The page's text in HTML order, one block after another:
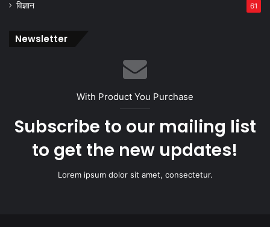
विज्ञान 61
Newsletter
With Product You Purchase
Subscribe to our mailing list
to get the new updates!
Lorem ipsum dolor sit amet, consectetur.